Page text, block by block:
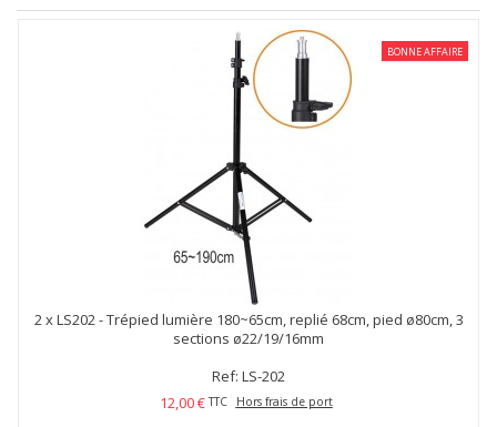
BONNE AFFAIRE
2 xLS202 - Trépied lumière 180~65cm, replié 68cm, pied ø80cm, 3
sections ø22/19/16mm
Ref: LS-202
12,00 €TTC Hors frais de port